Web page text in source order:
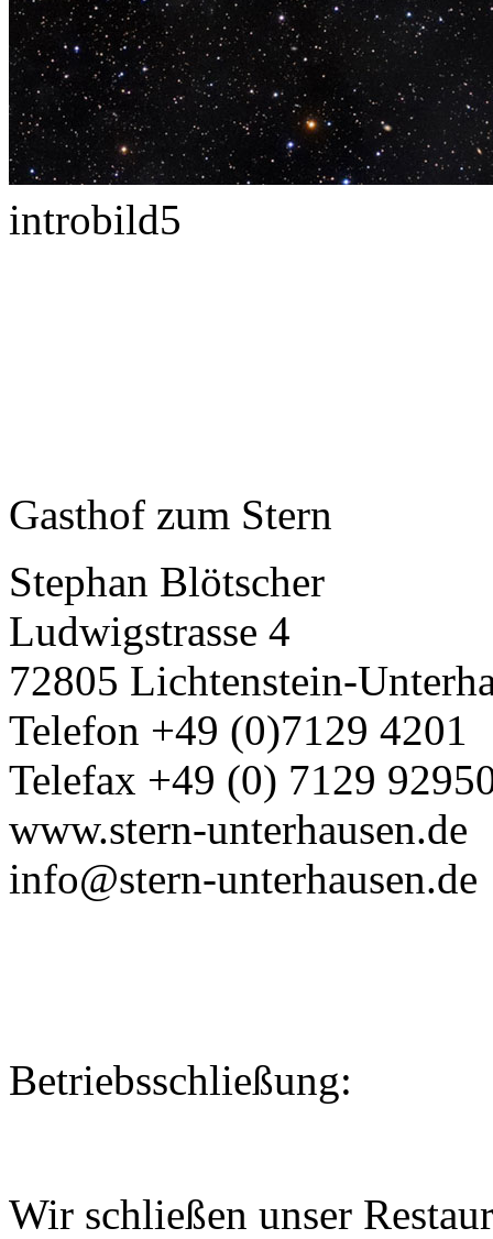
introbild5
Gasthof zum Stern
Stephan Blötscher
Ludwigstrasse 4
72805 Lichtenstein-
Telefon +49 (0)7129 4201
Telefax +49 (0) 7129
www.stern-unterhausen.de
info@stern-unterhausen.de
Betriebsschließung:
Wir schließen unser